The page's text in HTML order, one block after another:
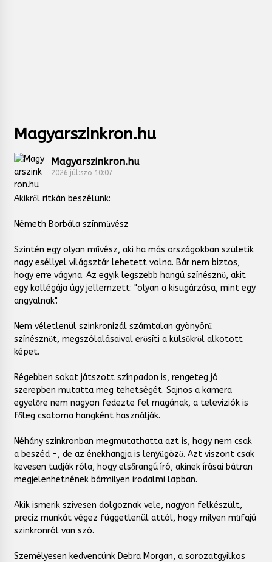
Magyarszinkron.hu
Magyarszinkron.hu
2026:júl:szo 10:07
Akikről ritkán beszélünk:
Németh Borbála színművész
Szintén egy olyan művész, aki ha más országokban születik
nagy eséllyel világsztár lehetett volna. Bár nem biztos,
hogy erre vágyna. Az egyik legszebb hangú színésznő, akit
egy kollégája úgy jellemzett: "olyan a kisugárzása, mint egy
angyalnak".
Nem véletlenül szinkronizál számtalan gyönyörű
színésznőt, megszólalásaival erősíti a külsőkről alkotott
képet.
Régebben sokat játszott színpadon is, rengeteg jó
szerepben mutatta meg tehetségét. Sajnos a kamera
egyelőre nem nagyon fedezte fel magának, a televíziók is
főleg csatorna hangként használják.
Néhány szinkronban megmutathatta azt is, hogy nem csak
a beszéd -, de az énekhangja is lenyűgöző. Azt viszont csak
kevesen tudják róla, hogy elsőrangú író, akinek írásai bátran
megjelenhetnének bármilyen irodalmi lapban.
Akik ismerik szívesen dolgoznak vele, nagyon felkészült,
precíz munkát végez függetlenül attól, hogy milyen műfajú
szinkronról van szó.
Személyesen kedvencünk Debra Morgan, a sorozatgyilkos